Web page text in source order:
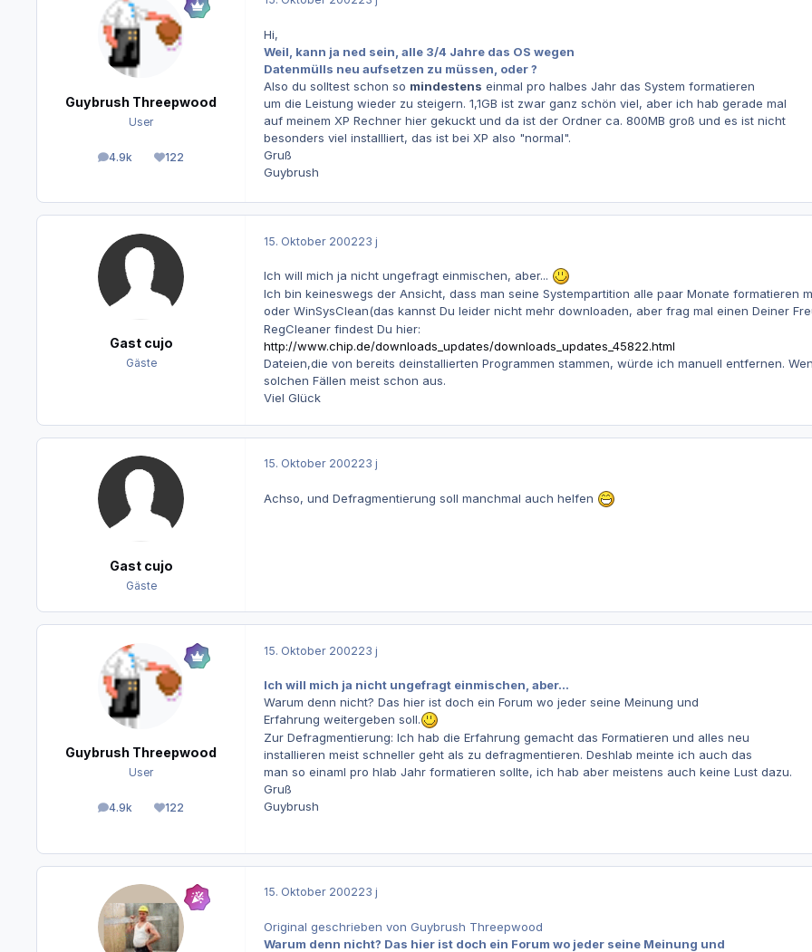
Guybrush Threepwood
User
4.9k
Beiträge 122
Reputation
Hi,
Weil, kann ja ned sein, alle 3/4 Jahre das OS wegen
Datenmülls neu aufsetzen zu müssen, oder ?
Also du solltest schon so mindestens einmal pro halbes Jahr das System formatieren
um die Leistung wieder zu steigern. 1,1GB ist zwar ganz schön viel, aber ich hab gerade mal
auf meinem XP Rechner hier gekuckt und da ist der Ordner ca. 800MB groß und es ist nicht
besonders viel installliert, das ist bei XP also "normal".
Gruß
Guybrush
Gast cujo
Gäste
15. Oktober 200223 j
Ich will mich ja nicht ungefragt einmischen, aber...
Ich bin keineswegs der Ansicht, dass man seine Systempartition alle paar Monate formatieren
oder WinSysClean(das kannst Du leider nicht mehr downloaden, aber frag mal einen Deiner
RegCleaner findest Du hier:
http://www.chip.de/downloads_updates/downloads_updates_45822.html
Dateien,die von bereits deinstallierten Programmen stammen, würde ich manuell entfernen.
solchen Fällen meist schon aus.
Viel Glück
Gast cujo
Gäste
15. Oktober 200223 j
Achso, und Defragmentierung soll manchmal auch helfen
Guybrush Threepwood
User
4.9k
Beiträge 122
Reputation
15. Oktober 200223 j
Ich will mich ja nicht ungefragt einmischen, aber...
Warum denn nicht? Das hier ist doch ein Forum wo jeder seine Meinung und
Erfahrung weitergeben soll.
Zur Defragmentierung: Ich hab die Erfahrung gemacht das Formatieren und alles neu
installieren meist schneller geht als zu defragmentieren. Deshlab meinte ich auch das
man so einaml pro hlab Jahr formatieren sollte, ich hab aber meistens auch keine Lust dazu.
Gruß
Guybrush
15. Oktober 200223 j
Original geschrieben von Guybrush Threepwood
Warum denn nicht? Das hier ist doch ein Forum wo jeder seine Meinung und